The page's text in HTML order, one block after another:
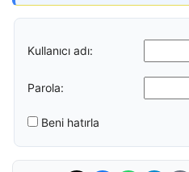
Kullanıcı adı:
Parola:
Beni hatırla